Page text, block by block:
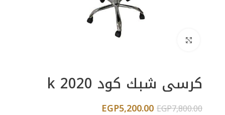
كرسى شبك كود k 2020
EGP7,800.00
EGP5,200.00